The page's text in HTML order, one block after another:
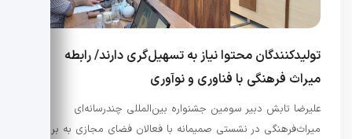
تولیدکنندگان محتوا نیاز به تسهیل‌گری دارند/ رابطه
میراث فرهنگی با فناوری و نوآوری
علیرضا تابش دبیر سومین جشنواره بین‌المللی چندرسانه‌ای
میراث‌فرهنگی در نشستی صمیمانه با فعالان فضای مجازی به بررسی